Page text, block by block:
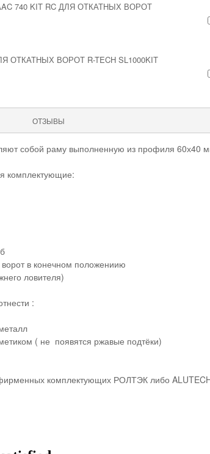
740 KIT RC ДЛЯ ОТКАТНЫХ ВОРОТ
ВОРОТ R-TECH SL1000KIT
ОТЗЫВЫ
собой раму выполненную из профиля 60х40
комплектующие:
в конечном положениию
ловителя)
:
( не появятся ржавые подтёки)
комплектующих РОЛТЭК либо